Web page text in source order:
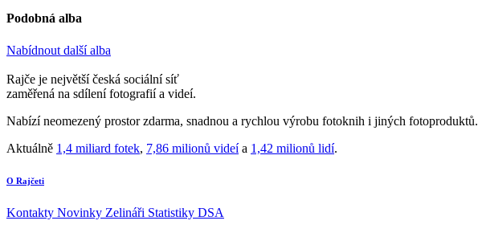
Podobná alba
Nabídnout další alba
Rajče je největší česká sociální síť
zaměřená na sdílení fotografií a videí.
Nabízí neomezený prostor zdarma, snadnou a rychlou výrobu fotoknih i jiných fotoproduktů.
Aktuálně 1,4 miliard fotek, 7,86 milionů videía 1,42 milionů lidí.
O Rajčeti
Kontakty Novinky Zelináři Statistiky DSA